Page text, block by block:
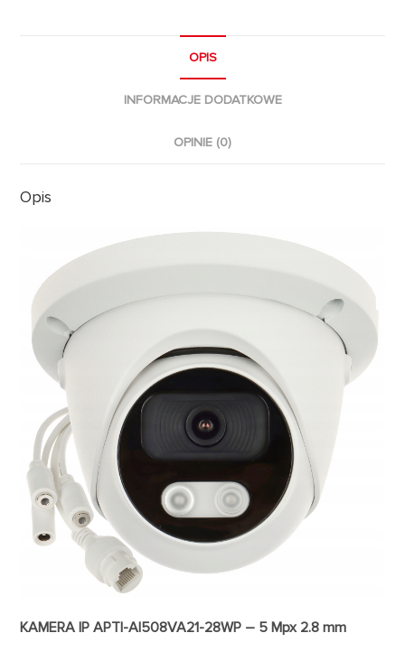
OPIS
INFORMACJE DODATKOWE
OPINIE (0)
Opis
KAMERA IP APTI-AI508VA21-28WP – 5 Mpx 2.8 mm